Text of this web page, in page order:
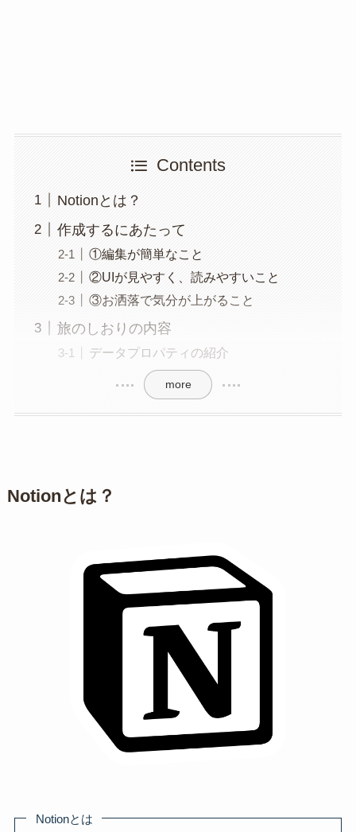
Contents
Notionとは？
作成するにあたって
①編集が簡単なこと
②UIが見やすく、読みやすいこと
③お洒落で気分が上がること
旅のしおりの内容
データプロパティの紹介
more
Notionとは？
Notionとは